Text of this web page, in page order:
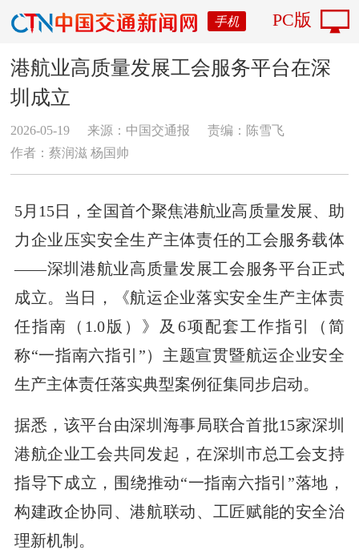
手机 PC版
港航业高质量发展工会服务平台在深
圳成立
2026-05-19 来源：中国交通报
责编：陈雪飞
作者：蔡润滋 杨国帅
5月15日，全国首个聚焦港航业高质量发展、助
力企业压实安全生产主体责任的工会服务载体
——深圳港航业高质量发展工会服务平台正式
成立。当日，《航运企业落实安全生产主体责
任指南（1.0版）》及6项配套工作指引（简
称“一指南六指引”）主题宣贯暨航运企业安全
生产主体责任落实典型案例征集同步启动。
据悉，该平台由深圳海事局联合首批15家深圳
港航企业工会共同发起，在深圳市总工会支持
指导下成立，围绕推动“一指南六指引”落地，
构建政企协同、港航联动、工匠赋能的安全治
理新机制。